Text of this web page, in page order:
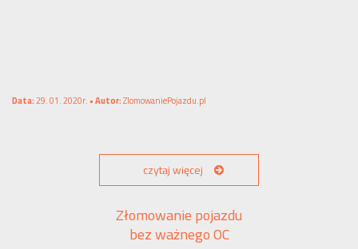
Data:29. 01. 2020r. •Autor:ZlomowaniePojazdu.pl
czytaj więcej
Złomowanie pojazdu
bez ważnego OC